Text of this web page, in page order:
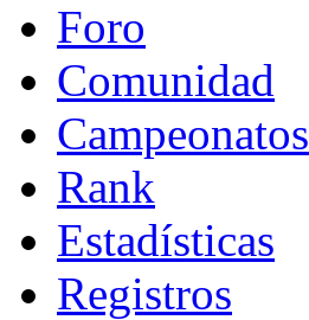
Foro
Comunidad
Campeonatos
Rank
Estadísticas
Registros